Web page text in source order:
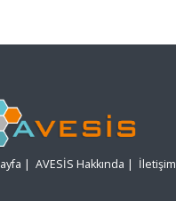
| AVESİS Hakkında | İletişim